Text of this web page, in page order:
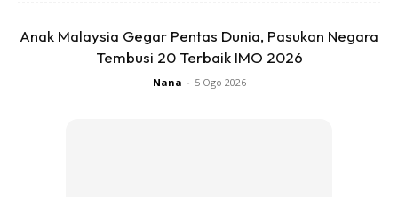
kereta sebab saya nak tengok wajah ibunya
Anak Malaysia Gegar Pentas Dunia, Pasukan Negara
Tembusi 20 Terbaik IMO 2026
Nana - 5 Ogo 2026